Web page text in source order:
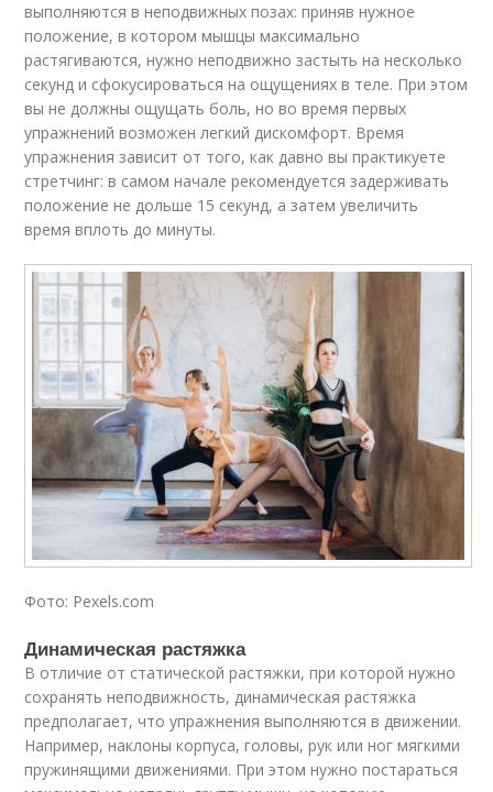
выполняются в неподвижных позах: приняв нужное
положение, в котором мышцы максимально
растягиваются, нужно неподвижно застыть на несколько
секунд и сфокусироваться на ощущениях в теле. При этом
вы не должны ощущать боль, но во время первых
упражнений возможен легкий дискомфорт. Время
упражнения зависит от того, как давно вы практикуете
стретчинг: в самом начале рекомендуется задерживать
положение не дольше 15 секунд, а затем увеличить
время вплоть до минуты.
Фото: Pexels.com
Динамическая растяжка
В отличие от статической растяжки, при которой нужно
сохранять неподвижность, динамическая растяжка
предполагает, что упражнения выполняются в движении.
Например, наклоны корпуса, головы, рук или ног мягкими
пружинящими движениями. При этом нужно постараться